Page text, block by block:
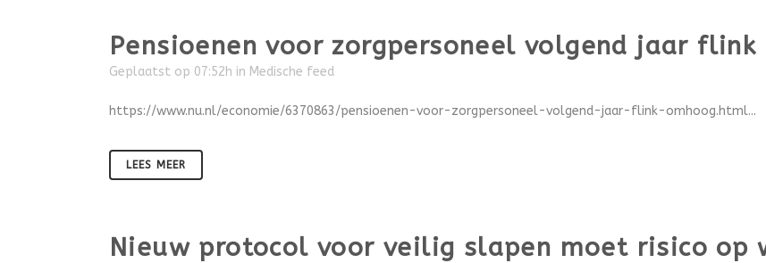
Pensioenen voor zorgpersoneel volgend jaar flink
Geplaatst op 07:52h in Medische feed
https://www.nu.nl/economie/6370863/pensioenen-voor-zorgpersoneel-volgend-jaar-flink-omhoog.html...
LEES MEER
Nieuw protocol voor veilig slapen moet risico op